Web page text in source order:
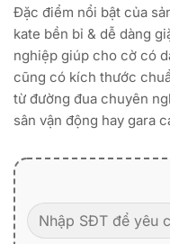
Đặc điểm nổi bật của
kate bền bỉ & dễ dàng
nghiệp giúp cho cờ có
cũng có kích thước
từ đường đua chuyên
sân vận động hay gara